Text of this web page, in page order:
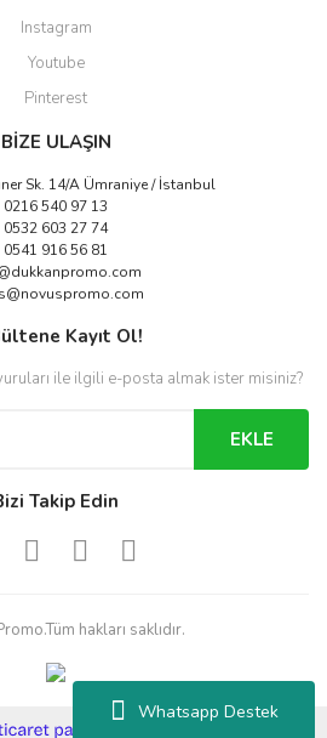
Whatsapp Destek
Instagram
Youtube
Pinterest
BİZE ULAŞIN
Sk. 14/A Ümraniye / İstanbul
0216 540 97 13
0532 603 27 74
0541 916 56 81
Kayıt Ol!
ile ilgili e-posta almak ister misiniz?
EKLE
Takip Edin
hakları saklıdır.